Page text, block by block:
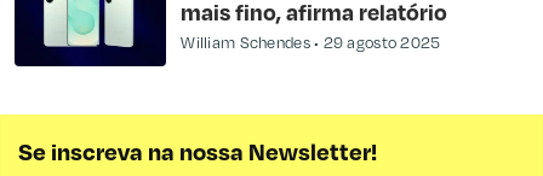
mais fino, afirma relatório
William Schendes 29 agosto 2025
Se inscreva na nossa Newsletter!